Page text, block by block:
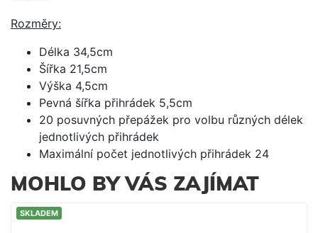
Rozměry:
Délka 34,5cm
Šířka 21,5cm
Výška 4,5cm
Pevná šířka přihrádek 5,5cm
20 posuvných přepážek pro volbu různých délek
jednotlivých přihrádek
Maximální počet jednotlivých přihrádek 24
MOHLO BY VÁS ZAJÍMAT
SKLADEM